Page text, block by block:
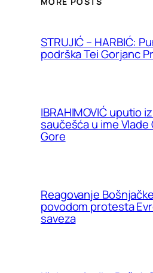
STRUJIĆ – HARBIĆ:
podrška Tei Gorjanc
IBRAHIMOVIĆ uputio
saučešća u ime Vlade
Gore
Reagovanje
povodom protesta
saveza